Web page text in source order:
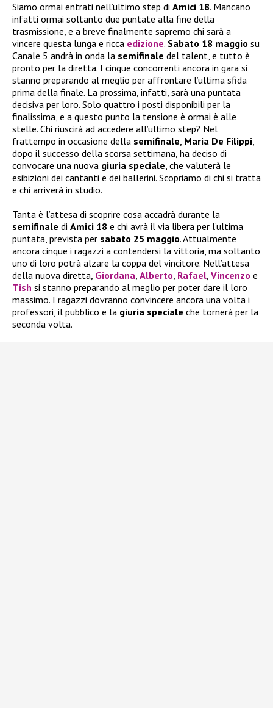
Siamo ormai entrati nell’ultimo step di Amici 18. Mancano
infatti ormai soltanto due puntate alla fine della
trasmissione, e a breve finalmente sapremo chi sarà a
vincere questa lunga e ricca edizione. Sabato 18 maggio su
Canale 5 andrà in onda la semifinale del talent, e tutto è
pronto per la diretta. I cinque concorrenti ancora in gara si
stanno preparando al meglio per affrontare l’ultima sfida
prima della finale. La prossima, infatti, sarà una puntata
decisiva per loro. Solo quattro i posti disponibili per la
finalissima, e a questo punto la tensione è ormai è alle
stelle. Chi riuscirà ad accedere all’ultimo step? Nel
frattempo in occasione della semifinale, Maria De Filippi,
dopo il successo della scorsa settimana, ha deciso di
convocare una nuova giuria speciale, che valuterà le
esibizioni dei cantanti e dei ballerini. Scopriamo di chi si tratta
e chi arriverà in studio.
Tanta è l’attesa di scoprire cosa accadrà durante la
semifinale di Amici 18 e chi avrà il via libera per l’ultima
puntata, prevista per sabato 25 maggio. Attualmente
ancora cinque i ragazzi a contendersi la vittoria, ma soltanto
uno di loro potrà alzare la coppa del vincitore. Nell’attesa
della nuova diretta, Giordana, Alberto, Rafael, Vincenzo e
Tish si stanno preparando al meglio per poter dare il loro
massimo. I ragazzi dovranno convincere ancora una volta i
professori, il pubblico e la giuria speciale che tornerà per la
seconda volta.